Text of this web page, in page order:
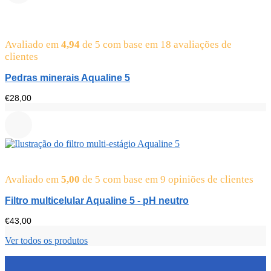
Avaliado em 4,94 de 5 com base em 18 avaliações de
clientes
Pedras minerais Aqualine 5
€28,00
Avaliado em 5,00 de 5 com base em 9 opiniões de clientes
Filtro multicelular Aqualine 5 - pH neutro
€43,00
Ver todos os produtos